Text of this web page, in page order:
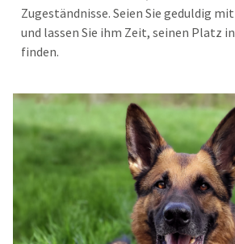
Zugeständnisse. Seien Sie geduldig
und lassen Sie ihm Zeit, seinen Platz
finden.